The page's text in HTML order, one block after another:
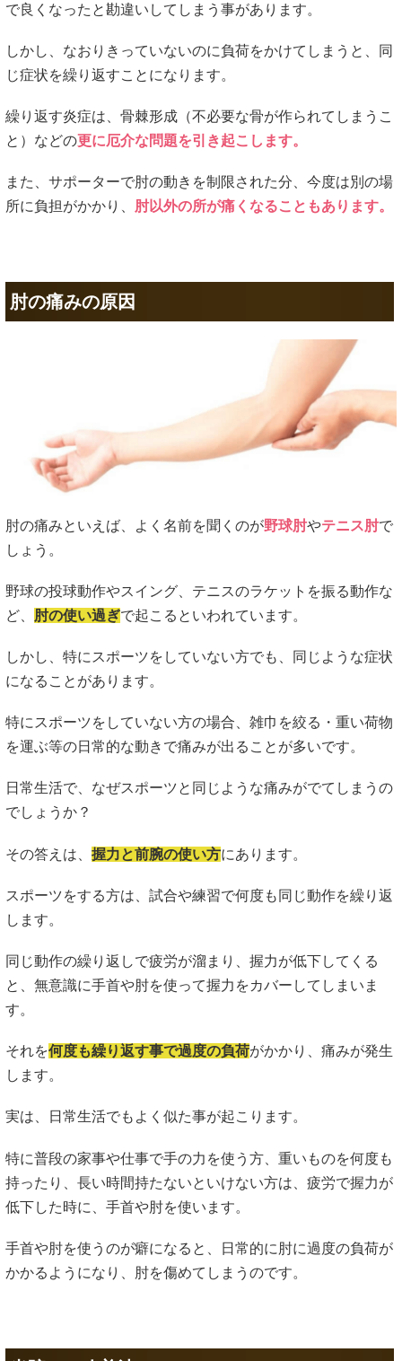
で良くなったと勘違いしてしまう事があります。
しかし、なおりきっていないのに負荷をかけてしまうと、同
じ症状を繰り返すことになります。
繰り返す炎症は、骨棘形成（不必要な骨が作られてしまうこ
と）などの更に厄介な問題を引き起こします。
また、サポーターで肘の動きを制限された分、今度は別の場
所に負担がかかり、 肘以外の所が痛くなることもあります。
肘の痛みの原因
肘の痛みといえば、よく名前を聞くのが野球肘やテニス肘で
しょう。
野球の投球動作やスイング、テニスのラケットを振る動作な
ど、 肘の使い過ぎで起こるといわれています。
しかし、特にスポーツをしていない方でも、同じような症状
になることがあります。
特にスポーツをしていない方の場合、雑巾を絞る・重い荷物
を運ぶ等の日常的な動きで痛みが出ることが多いです。
日常生活で、なぜスポーツと同じような痛みがでてしまうの
でしょうか？
その答えは、 握力と前腕の使い方にあります。
スポーツをする方は、試合や練習で何度も同じ動作を繰り返
します。
同じ動作の繰り返しで疲労が溜まり、握力が低下してくる
と、無意識に手首や肘を使って握力をカバーしてしまいま
す。
それを何度も繰り返す事で過度の負荷がかかり、痛みが発生
します。
実は、日常生活でもよく似た事が起こります。
特に普段の家事や仕事で手の力を使う方、重いものを何度も
持ったり、長い時間持たないといけない方は、疲労で握力が
低下した時に、手首や肘を使います。
手首や肘を使うのが癖になると、日常的に肘に過度の負荷が
かかるようになり、肘を傷めてしまうのです。